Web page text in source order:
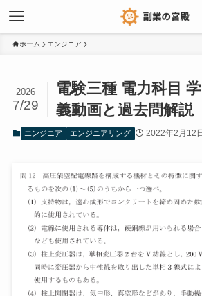
ホーム エンジニア
電験三種 電力科目
義動画と過去問解説
2026
7/29
エンジニア エンジニアリング 2022年2月12日